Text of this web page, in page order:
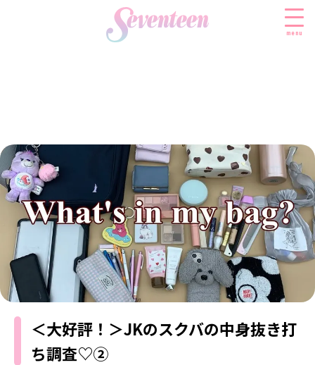
menu
FASHION
ファッションニュース
モデル私服
着回し
着痩せ
BEAUTY
ビューティニュース
トレンドメイク
ベストコスメ
ヘアアレンジ・ヘアケア
スキンケア
ボディケア
SCHOOL
スクールニュース
制服コーデ
学校ヘアメイク
勉強・受験・進路
ENTERTAINMENT
エンタメニュース
なにわ男子
K-POP
LIFESTYLE
ライフスタイルニュース
JKランキング・アワード
モデルの購入品
おでかけ
JK TREND
MODELS
MODEL'S BLOG
＜大好評！＞JKのスクバの中身抜き打
ち調査♡②